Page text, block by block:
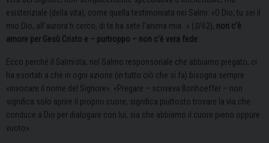
esistenziale (della vita), come quella testimoniata nei Salmi: «O Dio, tu sei il
mio Dio, all’aurora ti cerco, di te ha sete l’anima mia…» (Sl62), non c’è
amore per Gesù Cristo e – purtroppo – non c’è vera fede.
Ecco perché il Salmista, nel Salmo responsoriale che abbiamo pregato, ci
ha esortati a che in ogni azione (in tutto ciò che si fa) bisogna sempre
«invocare il nome del Signore». «Pregare – scriveva Bonhoeffer – non
significa solo aprire il proprio cuore; significa piuttosto trovare la via che
conduce a Dio per dialogare con lui, sia che abbiamo il cuore pieno oppure
vuoto».